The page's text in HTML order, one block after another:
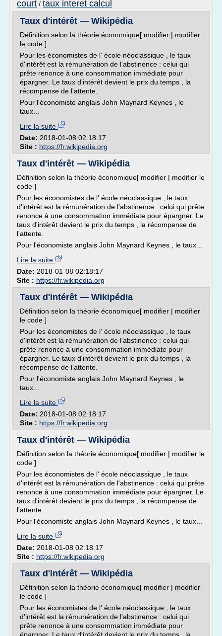
court / taux interet calcul
Taux d'intérêt — Wikipédia
Définition selon la théorie économique[ modifier | modifier
le code ]
Pour les économistes de l' école néoclassique , le taux
d'intérêt est la rémunération de l'abstinence : celui qui
prête renonce à une consommation immédiate pour
épargner. Le taux d'intérêt devient le prix du temps , la
récompense de l'attente.
Pour l'économiste anglais John Maynard Keynes , le
taux...
Lire la suite
Date: 2018-01-08 02:18:17
Site : https://fr.wikipedia.org
Taux d'intérêt — Wikipédia
Définition selon la théorie économique[ modifier | modifier le
code ]
Pour les économistes de l' école néoclassique , le taux
d'intérêt est la rémunération de l'abstinence : celui qui prête
renonce à une consommation immédiate pour épargner. Le
taux d'intérêt devient le prix du temps , la récompense de
l'attente.
Pour l'économiste anglais John Maynard Keynes , le taux...
Lire la suite
Date: 2018-01-08 02:18:17
Site : https://fr.wikipedia.org
Taux d'intérêt — Wikipédia
Définition selon la théorie économique[ modifier | modifier
le code ]
Pour les économistes de l' école néoclassique , le taux
d'intérêt est la rémunération de l'abstinence : celui qui
prête renonce à une consommation immédiate pour
épargner. Le taux d'intérêt devient le prix du temps , la
récompense de l'attente.
Pour l'économiste anglais John Maynard Keynes , le
taux...
Lire la suite
Date: 2018-01-08 02:18:17
Site : https://fr.wikipedia.org
Taux d'intérêt — Wikipédia
Définition selon la théorie économique[ modifier | modifier le
code ]
Pour les économistes de l' école néoclassique , le taux
d'intérêt est la rémunération de l'abstinence : celui qui prête
renonce à une consommation immédiate pour épargner. Le
taux d'intérêt devient le prix du temps , la récompense de
l'attente.
Pour l'économiste anglais John Maynard Keynes , le taux...
Lire la suite
Date: 2018-01-08 02:18:17
Site : https://fr.wikipedia.org
Taux d'intérêt — Wikipédia
Définition selon la théorie économique[ modifier | modifier
le code ]
Pour les économistes de l' école néoclassique , le taux
d'intérêt est la rémunération de l'abstinence : celui qui
prête renonce à une consommation immédiate pour